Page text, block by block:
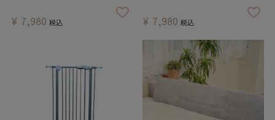
¥ 7,980 税込 ¥ 7,980 税込